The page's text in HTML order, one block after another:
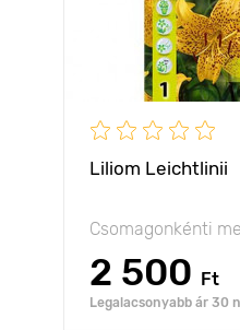
Liliom Leichtlinii
Csomagonkénti
2 500 Ft
Legalacsonyabb ár 30